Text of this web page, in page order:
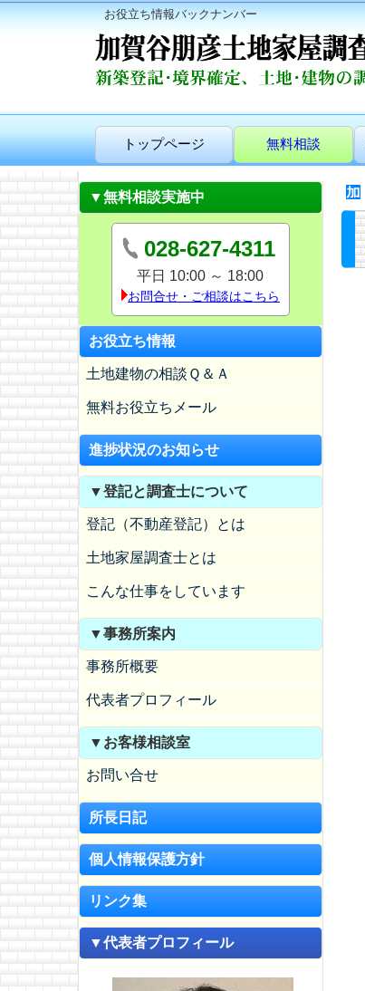
お役立ち情報バックナンバー
トップページ 無料相談
▼無料相談実施中
028-627-4311
平日 10:00 ～ 18:00
お問合せ・ご相談はこちら
お役立ち情報
土地建物の相談Ｑ＆Ａ
無料お役立ちメール
進捗状況のお知らせ
▼登記と調査士について
登記（不動産登記）とは
土地家屋調査士とは
こんな仕事をしています
▼事務所案内
事務所概要
代表者プロフィール
▼お客様相談室
お問い合せ
所長日記
個人情報保護方針
リンク集
▼代表者プロフィール